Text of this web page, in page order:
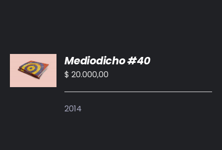
AL
CARRITO
/
Mediodicho #40
$ 20.000,00
2014